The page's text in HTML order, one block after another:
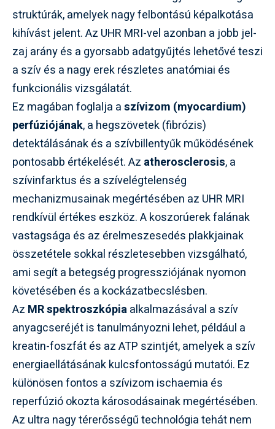
struktúrák, amelyek nagy felbontású képalkotása
kihívást jelent. Az UHR MRI-vel azonban a jobb jel-
zaj arány és a gyorsabb adatgyűjtés lehetővé teszi
a szív és a nagy erek részletes anatómiai és
funkcionális vizsgálatát.
Ez magában foglalja aszívizom (myocardium)
perfúziójának, a hegszövetek (fibrózis)
detektálásának és a szívbillentyűk működésének
pontosabb értékelését. Az atherosclerosis, a
szívinfarktus és a szívelégtelenség
mechanizmusainak megértésében az UHR MRI
rendkívül értékes eszköz. A koszorúerek falának
vastagsága és az érelmeszesedés plakkjainak
összetétele sokkal részletesebben vizsgálható,
ami segít a betegség progressziójának nyomon
követésében és a kockázatbecslésben.
Az MR spektroszkópiaalkalmazásával a szív
anyagcseréjét is tanulmányozni lehet, például a
kreatin-foszfát és az ATP szintjét, amelyek a szív
energiaellátásának kulcsfontosságú mutatói. Ez
különösen fontos a szívizom ischaemia és
reperfúzió okozta károsodásainak megértésében.
Az ultra nagy térerősségű technológia tehát nem